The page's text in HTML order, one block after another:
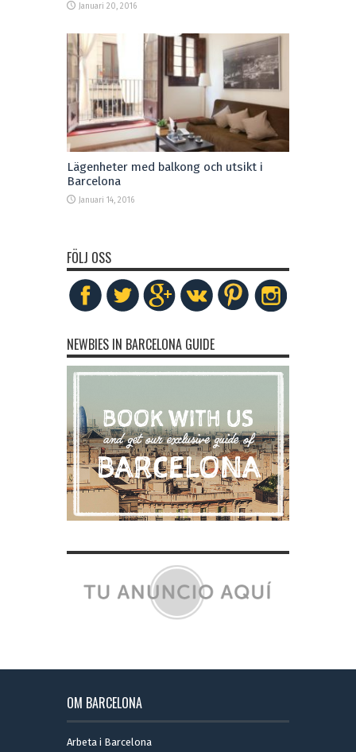
Januari 20, 2016
Lägenheter med balkong och utsikt i
Barcelona
Januari 14, 2016
FÖLJ OSS
NEWBIES IN BARCELONA GUIDE
OM BARCELONA
Arbeta i Barcelona